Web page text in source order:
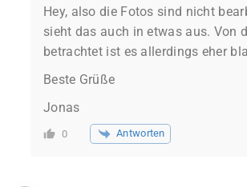
Hey, also die Fotos sind nicht
sieht das auch in etwas aus. Von
betrachtet ist es allerdings eher
Beste Grüße
Jonas
0 Antworten